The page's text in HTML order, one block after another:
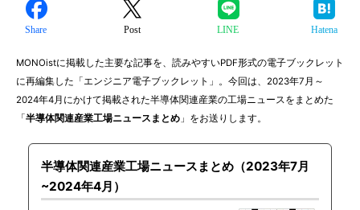
Share Post LINE Hatena
MONOistに掲載した主要な記事を、読みやすいPDF形式の電子ブックレット
に再編集した「エンジニア電子ブックレット」。今回は、2023年7月～
2024年4月にかけて掲載された半導体関連産業の工場ニュースをまとめた
「 半導体関連産業工場ニュースまとめ 」をお送りします。
半導体関連産業工場ニュースまとめ（2023年7月
~2024年4月）